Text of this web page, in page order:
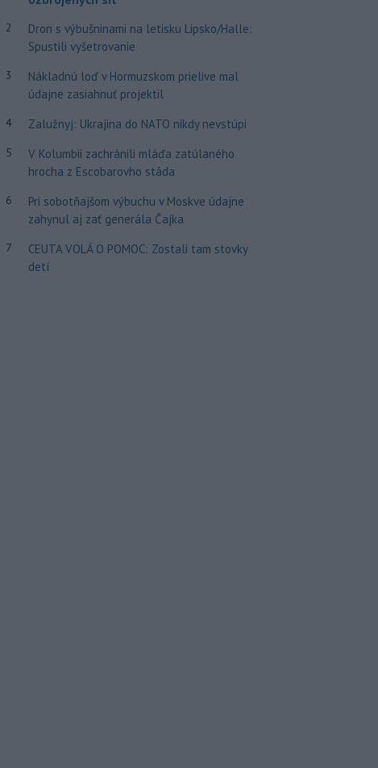
2
Dron s výbušninami na letisku Lipsko/Halle:
Spustili vyšetrovanie
3
Nákladnú loď v Hormuzskom prielive mal
údajne zasiahnuť projektil
4 Zalužnyj: Ukrajina do NATO nikdy nevstúpi
5
V Kolumbii zachránili mláďa zatúlaného
hrocha z Escobarovho stáda
6
Pri sobotňajšom výbuchu v Moskve údajne
zahynul aj zať generála Čajka
7
CEUTA VOLÁ O POMOC: Zostali tam stovky
detí